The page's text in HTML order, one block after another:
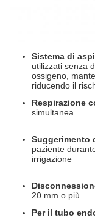
Sistema di
utilizzati senza
ossigeno,
riducendo il
Respirazione
simultanea
Suggerimento
paziente
irrigazione
20 mm o più
Per il tubo